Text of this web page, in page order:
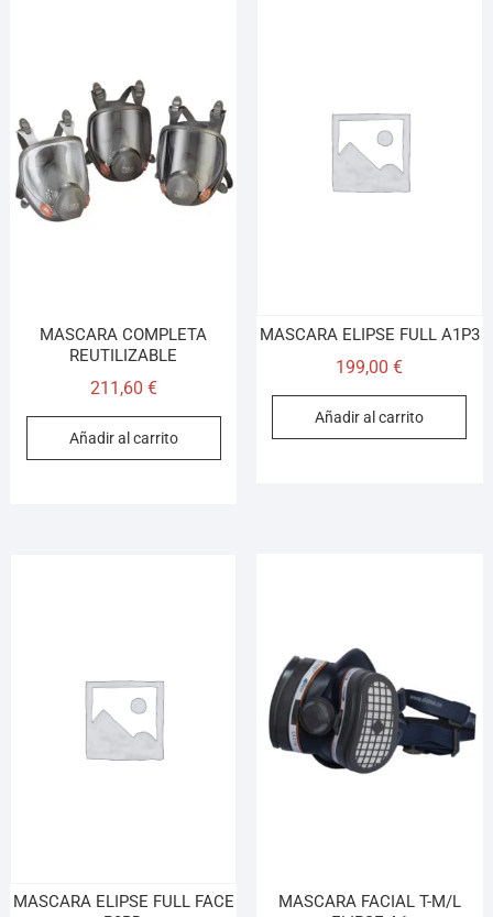
MASCARA COMPLETA
REUTILIZABLE
211,60 €
Añadir al carrito
MASCARA ELIPSE FULL A1P3
199,00€
Añadir al carrito
MASCARA ELIPSE FULL FACE
MASCARA FACIAL T-M/L